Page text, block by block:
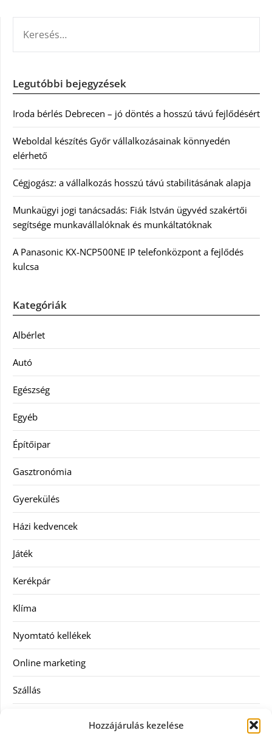
Hozzájárulás kezelése
Legutóbbi bejegyzések
Iroda bérlés Debrecen – jó döntés a hosszú távú fejlődésért
Weboldal készítés Győr vállalkozásainak könnyedén
elérhető
Cégjogász: a vállalkozás hosszú távú stabilitásának alapja
Munkaügyi jogi tanácsadás: Fiák István ügyvéd szakértői
segítsége munkavállalóknak és munkáltatóknak
A Panasonic KX-NCP500NE IP telefonközpont a fejlődés
kulcsa
Kategóriák
Albérlet
Autó
Egészség
Egyéb
Építőipar
Gasztronómia
Gyerekülés
Házi kedvencek
Játék
Kerékpár
Klíma
Nyomtató kellékek
Online marketing
Szállás